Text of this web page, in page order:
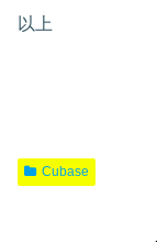
以上
Cubase